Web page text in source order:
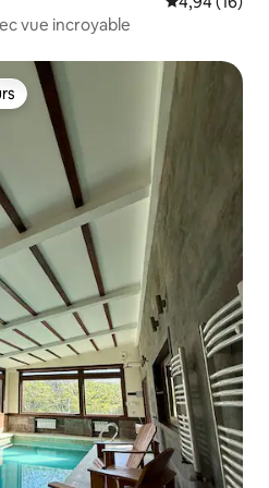
vue incroyable
plus appréciés